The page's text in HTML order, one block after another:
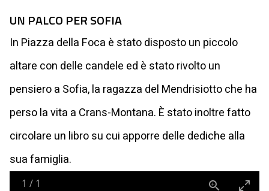
UN PALCO PER SOFIA
In Piazza della Foca è stato disposto un piccolo
altare con delle candele ed è stato rivolto un
pensiero a Sofia, la ragazza del Mendrisiotto che ha
perso la vita a Crans-Montana. È stato inoltre fatto
circolare un libro su cui apporre delle dediche alla
sua famiglia.
1 / 1